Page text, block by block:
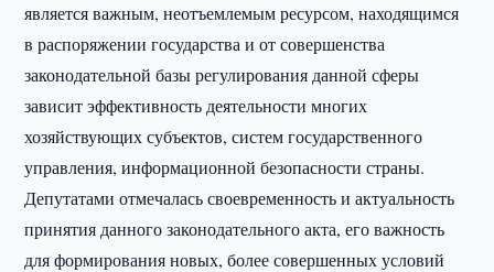
является важным, неотъемлемым ресурсом, находящимся
в распоряжении государства и от совершенства
законодательной базы регулирования данной сферы
зависит эффективность деятельности многих
хозяйствующих субъектов, систем государственного
управления, информационной безопасности страны.
Депутатами отмечалась своевременность и актуальность
принятия данного законодательного акта, его важность
для формирования новых, более совершенных условий